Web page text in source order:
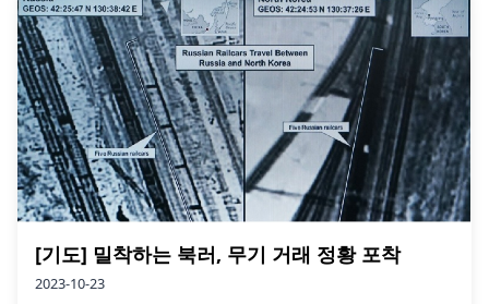
[기도] 밀착하는 북러, 무기 거래 정황 포착
2023-10-23